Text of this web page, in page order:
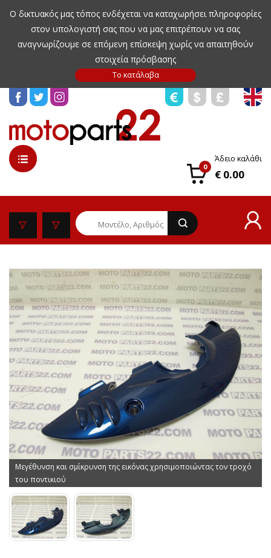
Ο δικτυακός μας τόπος ενδέχεται να καταχωρήσει πληροφορίες
στον υπολογιστή σας που να μας επιτρέπουν να σας
αναγνωρίζουμε σε επόμενη επίσκεψη χωρίς να απαιτηθούν
στοιχεία πρόσβασης
0
Άδειο καλάθι
€ 0.00
Μεγέθυνση και σμίκρυνση της εικόνας χρησιμοποιώντας τον τροχό
του ποντικιού